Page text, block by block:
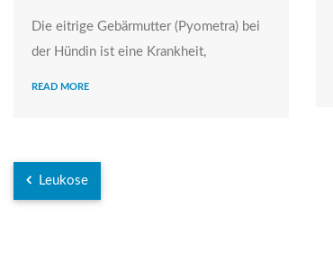
Die eitrige Gebärmutter (Pyometra) bei
der Hündin ist eine Krankheit,
READ MORE
Leukose